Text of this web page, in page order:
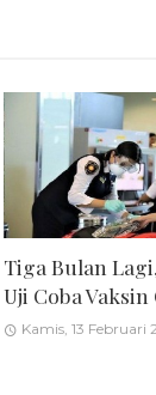
Tiga Bulan
Uji Coba
Kamis, 13 Februari